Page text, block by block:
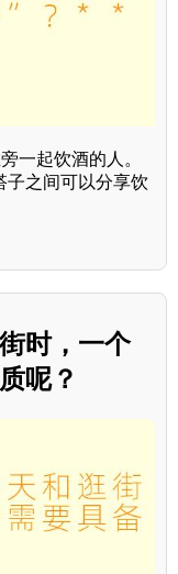
一起饮酒的人。
子之间可以分享饮
时，一个
呢？